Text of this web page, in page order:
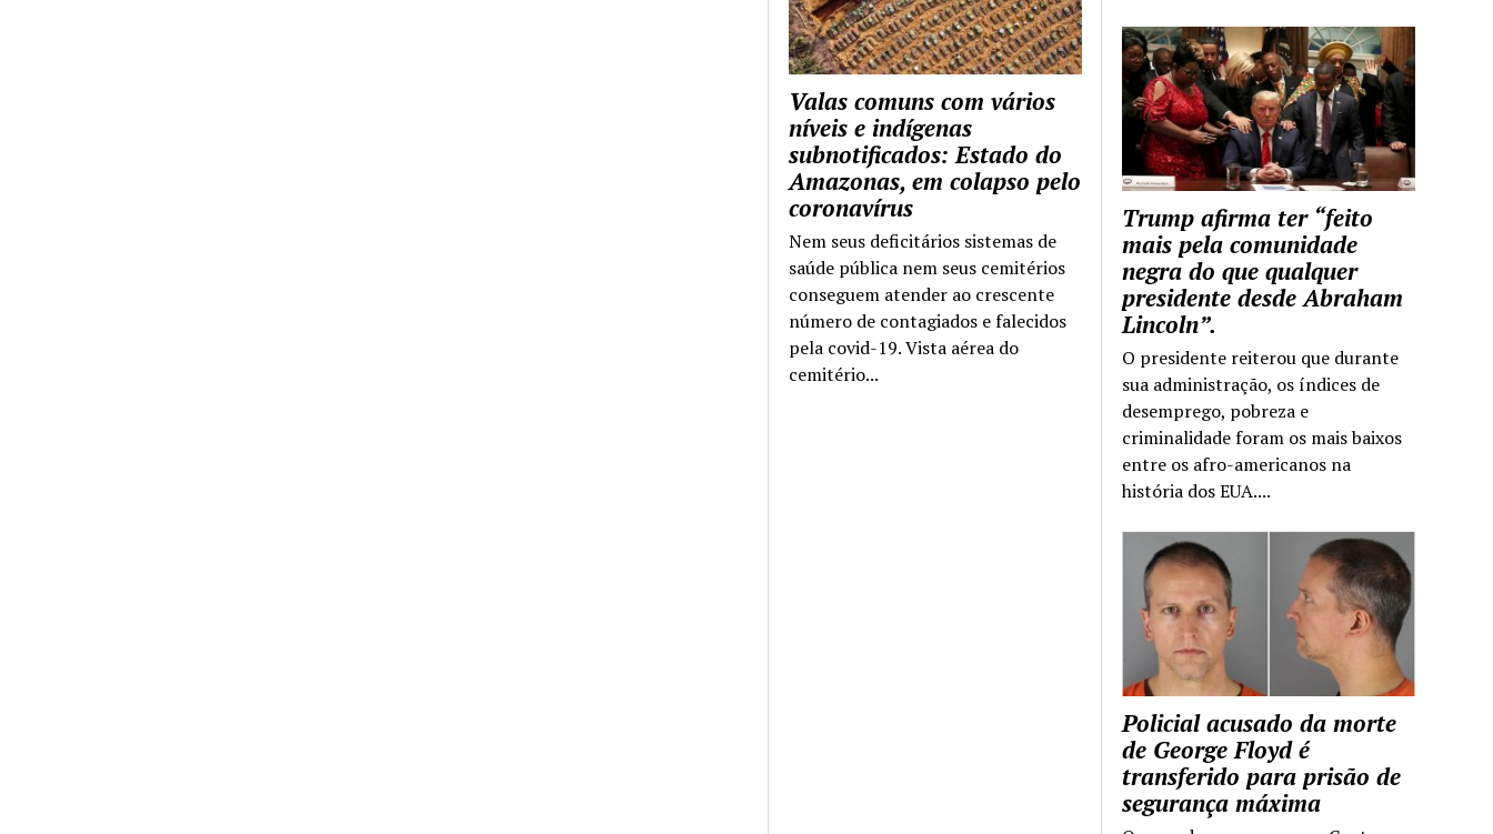
Trump afirma ter “feito
mais pela comunidade
negra do que qualquer
presidente desde Abraham
Lincoln”.
O presidente reiterou que durante
sua administração, os índices de
desemprego, pobreza e
criminalidade foram os mais baixos
entre os afro-americanos na
história dos EUA....
Policial acusado da morte
de George Floyd é
transferido para prisão de
segurança máxima
Valas comuns com vários
níveis e indígenas
subnotificados: Estado do
Amazonas, em colapso pelo
coronavírus
Nem seus deficitários sistemas de
saúde pública nem seus cemitérios
conseguem atender ao crescente
número de contagiados e falecidos
pela covid-19. Vista aérea do
cemitério...